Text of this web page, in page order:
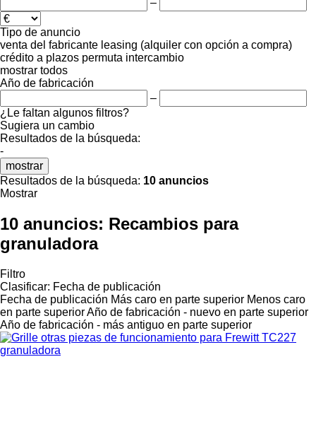
Tipo de anuncio
venta del fabricante leasing (alquiler con opción a compra)
crédito a plazos permuta intercambio
mostrar todos
Año de fabricación
–
¿Le faltan algunos filtros?
Sugiera un cambio
Resultados de la búsqueda:
-
mostrar
Resultados de la búsqueda: 10 anuncios
Mostrar
10 anuncios: Recambios para
granuladora
Filtro
Clasificar: Fecha de publicación
Fecha de publicación Más caro en parte superior Menos caro
en parte superiorAño de fabricación - nuevo en parte superior
Año de fabricación - más antiguo en parte superior